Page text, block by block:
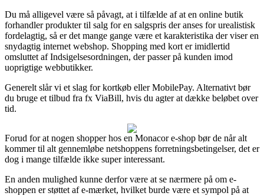
Du må alligevel være så påvagt, at i tilfælde af at en online butik
forhandler produkter til salg for en salgspris der anses for urealistisk
fordelagtig, så er det mange gange være et karakteristika der viser en
snydagtig internet webshop. Shopping med kort er imidlertid
omsluttet af Indsigelsesordningen, der passer på kunden imod
uoprigtige webbutikker.
Generelt slår vi et slag for kortkøb eller MobilePay. Alternativt bør
du bruge et tilbud fra fx ViaBill, hvis du agter at dække beløbet over
tid.
Forud for at nogen shopper hos en Monacor e-shop bør de når alt
kommer til alt gennemløbe netshoppens forretningsbetingelser, det er
dog i mange tilfælde ikke super interessant.
En anden mulighed kunne derfor være at se nærmere på om e-
shoppen er støttet af e-mærket, hvilket burde være et sympol på at